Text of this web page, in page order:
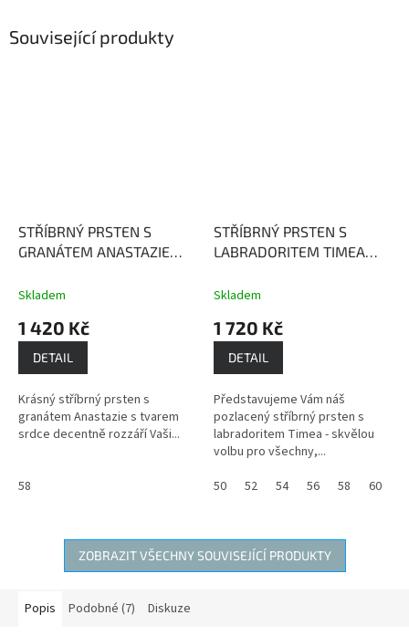
Související produkty
STŘÍBRNÝ PRSTEN S
GRANÁTEM ANASTAZIE
nikdy nezhasínající naději.
Skladem
1 420 Kč
DETAIL
Krásný stříbrný prsten s
granátem Anastazie s tvarem
srdce decentně rozzáří Vaši...
58
STŘÍBRNÝ PRSTEN S
LABRADORITEM TIMEA
kámen mystiky, proměny a
Skladem
1 720 Kč
DETAIL
Představujeme Vám náš
pozlacený stříbrný prsten s
labradoritem Timea - skvělou
volbu pro všechny,...
50
52 54 56 58 60
ZOBRAZIT VŠECHNY SOUVISEJÍCÍ PRODUKTY
Popis Podobné (7) Diskuze